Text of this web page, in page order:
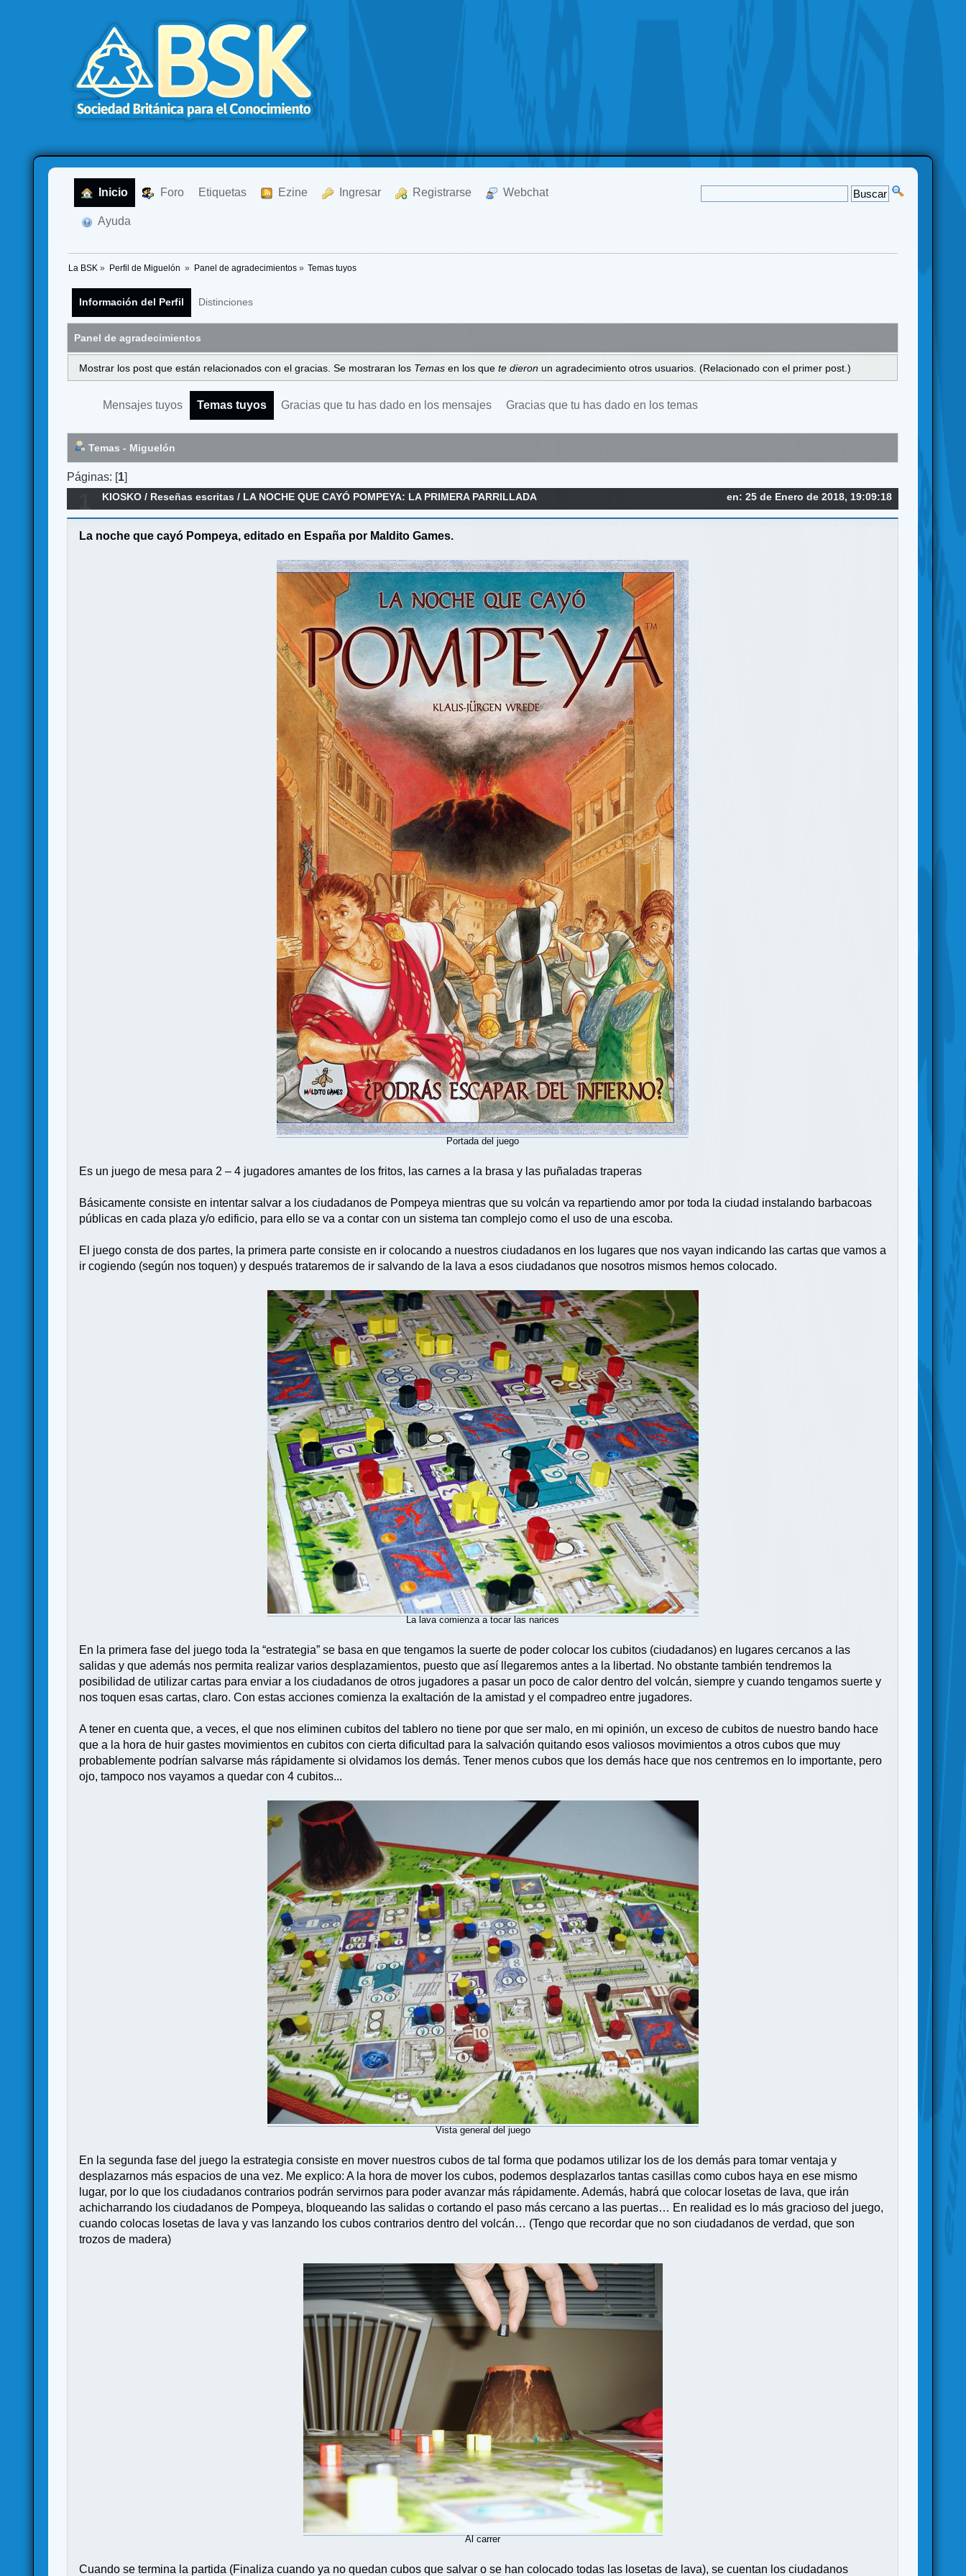
Inicio Foro Etiquetas Ezine Ingresar Registrarse Webchat
Ayuda
La BSK » Perfil de Miguelón » Panel de agradecimientos» Temas tuyos
Información del Perfil Distinciones
Panel de agradecimientos
Mostrar los post que están relacionados con el gracias. Se mostraran los Temas en los que te dieron un agradecimiento otros usuarios. (Relacionado con el primer post.)
Mensajes tuyos Temas tuyos Gracias que tu has dado en los mensajes Gracias que tu has dado en los temas
Temas - Miguelón
Páginas: [1]
en: 25 de Enero de 2018, 19:09:18
KIOSKO / Reseñas escritas / LA NOCHE QUE CAYÓ POMPEYA: LA PRIMERA PARRILLADA
La noche que cayó Pompeya, editado en España por Maldito Games.
Portada del juego
Es un juego de mesa para 2 – 4 jugadores amantes de los fritos, las carnes a la brasa y las puñaladas traperas
Básicamente consiste en intentar salvar a los ciudadanos de Pompeya mientras que su volcán va repartiendo amor por toda la ciudad instalando barbacoas
públicas en cada plaza y/o edificio, para ello se va a contar con un sistema tan complejo como el uso de una escoba.
El juego consta de dos partes, la primera parte consiste en ir colocando a nuestros ciudadanos en los lugares que nos vayan indicando las cartas que vamos a
ir cogiendo (según nos toquen) y después trataremos de ir salvando de la lava a esos ciudadanos que nosotros mismos hemos colocado.
La lava comienza a tocar las narices
En la primera fase del juego toda la “estrategia” se basa en que tengamos la suerte de poder colocar los cubitos (ciudadanos) en lugares cercanos a las
salidas y que además nos permita realizar varios desplazamientos, puesto que así llegaremos antes a la libertad. No obstante también tendremos la
posibilidad de utilizar cartas para enviar a los ciudadanos de otros jugadores a pasar un poco de calor dentro del volcán, siempre y cuando tengamos suerte y
nos toquen esas cartas, claro. Con estas acciones comienza la exaltación de la amistad y el compadreo entre jugadores.
A tener en cuenta que, a veces, el que nos eliminen cubitos del tablero no tiene por que ser malo, en mi opinión, un exceso de cubitos de nuestro bando hace
que a la hora de huir gastes movimientos en cubitos con cierta dificultad para la salvación quitando esos valiosos movimientos a otros cubos que muy
probablemente podrían salvarse más rápidamente si olvidamos los demás. Tener menos cubos que los demás hace que nos centremos en lo importante, pero
ojo, tampoco nos vayamos a quedar con 4 cubitos...
Vista general del juego
En la segunda fase del juego la estrategia consiste en mover nuestros cubos de tal forma que podamos utilizar los de los demás para tomar ventaja y
desplazarnos más espacios de una vez. Me explico: A la hora de mover los cubos, podemos desplazarlos tantas casillas como cubos haya en ese mismo
lugar, por lo que los ciudadanos contrarios podrán servirnos para poder avanzar más rápidamente. Además, habrá que colocar losetas de lava, que irán
achicharrando los ciudadanos de Pompeya, bloqueando las salidas o cortando el paso más cercano a las puertas… En realidad es lo más gracioso del juego,
cuando colocas losetas de lava y vas lanzando los cubos contrarios dentro del volcán… (Tengo que recordar que no son ciudadanos de verdad, que son
trozos de madera)
Al carrer
Cuando se termina la partida (Finaliza cuando ya no quedan cubos que salvar o se han colocado todas las losetas de lava), se cuentan los ciudadanos